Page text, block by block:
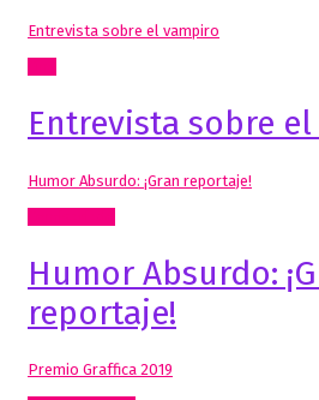
Entrevista sobre el vampiro
Entrevista sobre
Humor Absurdo: ¡Gran reportaje!
Humor Absurdo:
reportaje!
Premio Graffica 2019